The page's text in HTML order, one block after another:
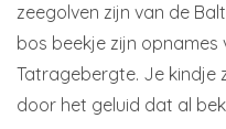
zeegolven zijn van de
bos beekje zijn
Tatragebergte. Je kindje
door het geluid dat al